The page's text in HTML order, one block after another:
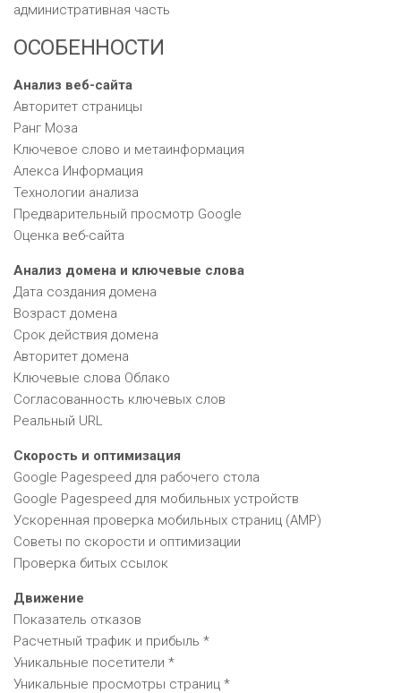
административная часть
ОСОБЕННОСТИ
Анализ веб-сайта
Авторитет страницы
Ранг Моза
Ключевое слово и метаинформация
Алекса Информация
Технологии анализа
Предварительный просмотр Google
Оценка веб-сайта
Анализ домена и ключевые слова
Дата создания домена
Возраст домена
Срок действия домена
Авторитет домена
Ключевые слова Облако
Согласованность ключевых слов
Реальный URL
Скорость и оптимизация
Google Pagespeed для рабочего стола
Google Pagespeed для мобильных устройств
Ускоренная проверка мобильных страниц (AMP)
Советы по скорости и оптимизации
Проверка битых ссылок
Движение
Показатель отказов
Расчетный трафик и прибыль *
Уникальные посетители *
Уникальные просмотры страниц *